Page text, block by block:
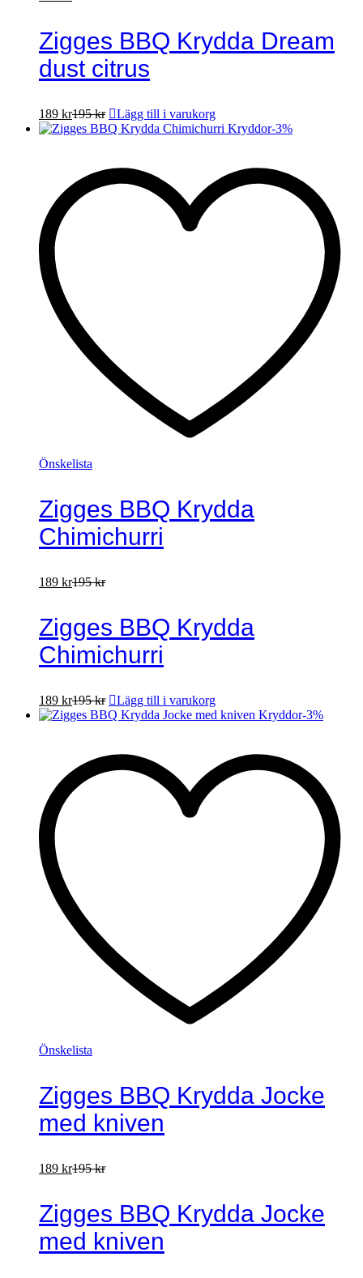
Zigges BBQ Krydda Dream
dust citrus
189 kr195kr
Lägg till i varukorg
-3%
Önskelista
Zigges BBQ Krydda
Chimichurri
189 kr195kr
Zigges BBQ Krydda
Chimichurri
189 kr195kr
Lägg till i varukorg
-3%
Önskelista
Zigges BBQ Krydda Jocke
med kniven
189 kr195kr
Zigges BBQ Krydda Jocke
med kniven